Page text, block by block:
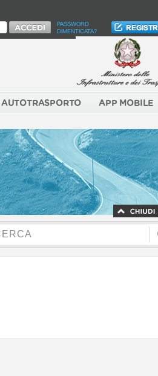
PASSWORD
DIMENTICATA?
AUTOTRASPORTO APP MOBILE